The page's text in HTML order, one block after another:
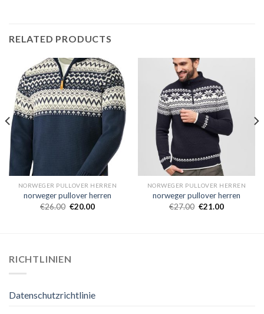
RELATED PRODUCTS
NORWEGER PULLOVER HERREN
norweger pullover herren
€26.00 €20.00
NORWEGER PULLOVER HERREN
norweger pullover herren
€27.00 €21.00
RICHTLINIEN
Datenschutzrichtlinie